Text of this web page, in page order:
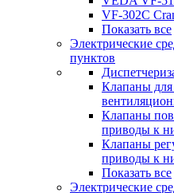
VF-302C
Показать все
Электрические
пунктов
Клапаны для
Клапаны
приводы к
Клапаны
приводы к
Показать все
Электрические